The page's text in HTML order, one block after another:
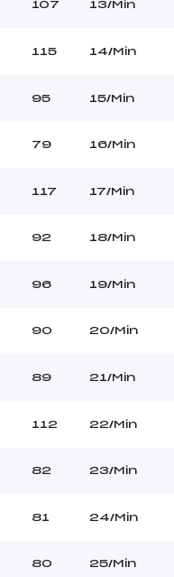
107 13/Min
115 14/Min
95 15/Min
79 16/Min
117 17/Min
92 18/Min
96 19/Min
90 20/Min
89 21/Min
112 22/Min
82 23/Min
81 24/Min
80 25/Min